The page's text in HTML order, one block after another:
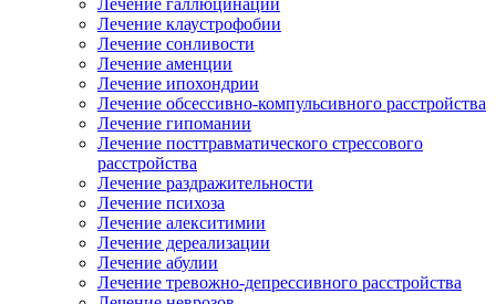
Лечение галлюцинаций
Лечение клаустрофобии
Лечение сонливости
Лечение аменции
Лечение ипохондрии
Лечение обсессивно-компульсивного расстройства
Лечение гипомании
Лечение посттравматического стрессового
расстройства
Лечение раздражительности
Лечение психоза
Лечение алекситимии
Лечение дереализации
Лечение абулии
Лечение тревожно-депрессивного расстройства